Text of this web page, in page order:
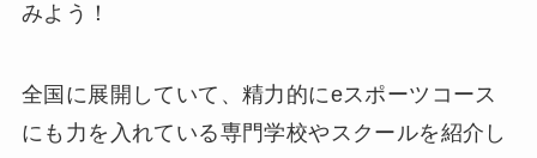
みよう！
全国に展開していて、精力的にeスポーツコース
にも力を入れている専門学校やスクールを紹介し